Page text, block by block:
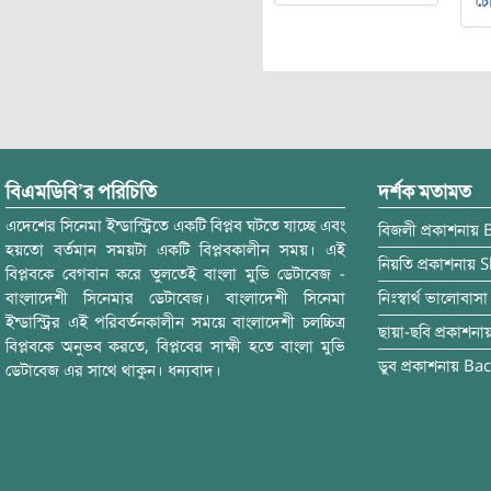
বিএমডিবি’র পরিচিতি
এদেশের সিনেমা ইন্ডাস্ট্রিতে একটি বিপ্লব ঘটতে যাচ্ছে এবং
হয়তো বর্তমান সময়টা একটি বিপ্লবকালীন সময়। এই
বিপ্লবকে বেগবান করে তুলতেই বাংলা মুভি ডেটাবেজ -
বাংলাদেশী সিনেমার ডেটাবেজ। বাংলাদেশী সিনেমা
ইন্ডাস্ট্রির এই পরিবর্তনকালীন সময়ে বাংলাদেশী চলচ্চিত্র
বিপ্লবকে অনুভব করতে, বিপ্লবের সাক্ষী হতে বাংলা মুভি
ডেটাবেজ এর সাথে থাকুন। ধন্যবাদ।
দর্শক মতামত
বিজলী প্রকাশনায়
নিয়তি প্রকাশনায়
নিঃস্বার্থ ভালোবাসা
ছায়া-ছবি
ডুব প্রকাশনায়